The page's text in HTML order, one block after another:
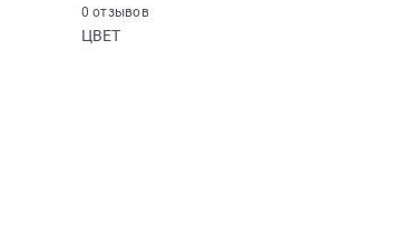
0 отзывов
ЦВЕТ